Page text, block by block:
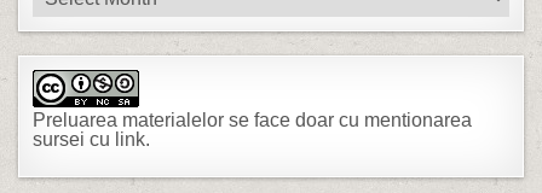
Preluarea materialelor se face doar cu mentionarea
sursei cu link.